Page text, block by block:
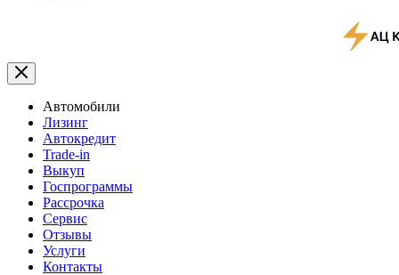
Автомобили
Лизинг
Автокредит
Trade-in
Выкуп
Госпрограммы
Рассрочка
Сервис
Отзывы
Услуги
Контакты